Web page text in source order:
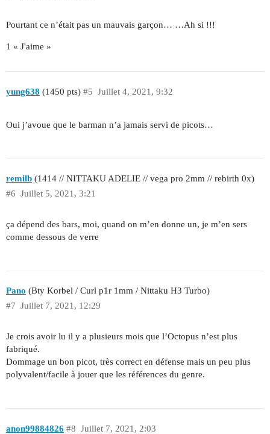
Pourtant ce n’était pas un mauvais garçon… …Ah si !!!
1 « J'aime »
yung638 (1450 pts) Juillet 4, 2021, 9:32
#5
Oui j’avoue que le barman n’a jamais servi de picots…
remilb (1414 // NITTAKU ADELIE // vega pro 2mm // rebirth 0x)
Juillet 5, 2021, 3:21
#6
ça dépend des bars, moi, quand on m’en donne un, je m’en sers
comme dessous de verre
Pano (Bty Korbel / Curl p1r 1mm / Nittaku H3 Turbo)
Juillet 7, 2021, 12:29
#7
Je crois avoir lu il y a plusieurs mois que l’Octopus n’est plus
fabriqué.
Dommage un bon picot, très correct en défense mais un peu plus
polyvalent/facile à jouer que les références du genre.
anon99884826 Juillet 7, 2021, 2:03
#8